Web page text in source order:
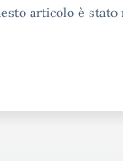
articolo è